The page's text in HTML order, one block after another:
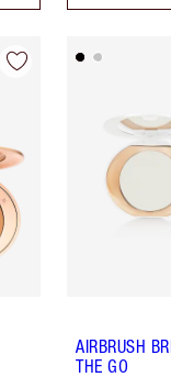
AIRBRUSH
THE GO